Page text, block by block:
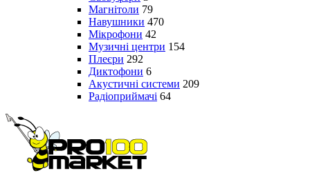
Магнітоли 79
Навушники 470
Мікрофони 42
Музичні центри 154
Плеєри 292
Диктофони 6
Акустичні системи 209
Радіоприймачі 64